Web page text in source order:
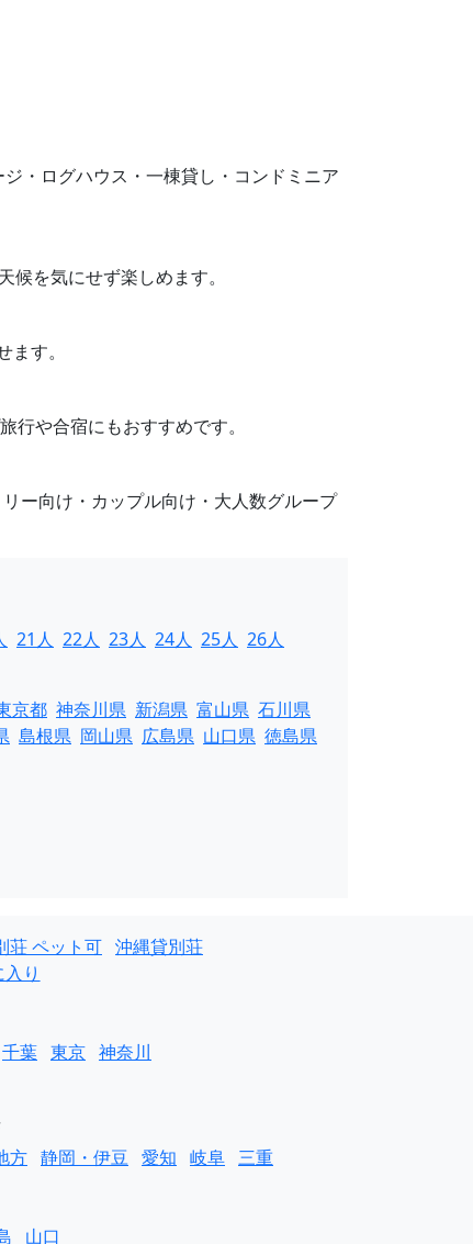
・ログハウス・一棟貸し・コンドミニア
を気にせず楽しめます。
す。
や合宿にもおすすめです。
ー向け・カップル向け・大人数グループ
21人 22人 23人 24人 25人 26人
京都 神奈川県 新潟県 富山県 石川県
島根県 岡山県 広島県 山口県 徳島県
荘 ペット可 沖縄貸別荘
り
千葉 東京 神奈川
方 静岡・伊豆 愛知 岐阜 三重
山口